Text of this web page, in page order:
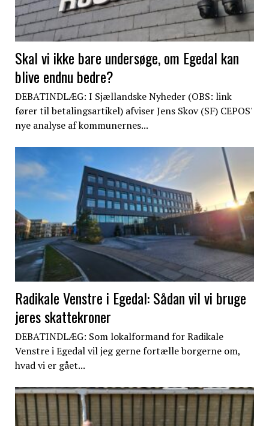
Skal vi ikke bare undersøge, om Egedal kan
blive endnu bedre?
DEBATINDLÆG: I Sjællandske Nyheder (OBS: link
fører til betalingsartikel) afviser Jens Skov (SF) CEPOS'
nye analyse af kommunernes...
Radikale Venstre i Egedal: Sådan vil vi bruge
jeres skattekroner
DEBATINDLÆG: Som lokalformand for Radikale
Venstre i Egedal vil jeg gerne fortælle borgerne om,
hvad vi er gået...